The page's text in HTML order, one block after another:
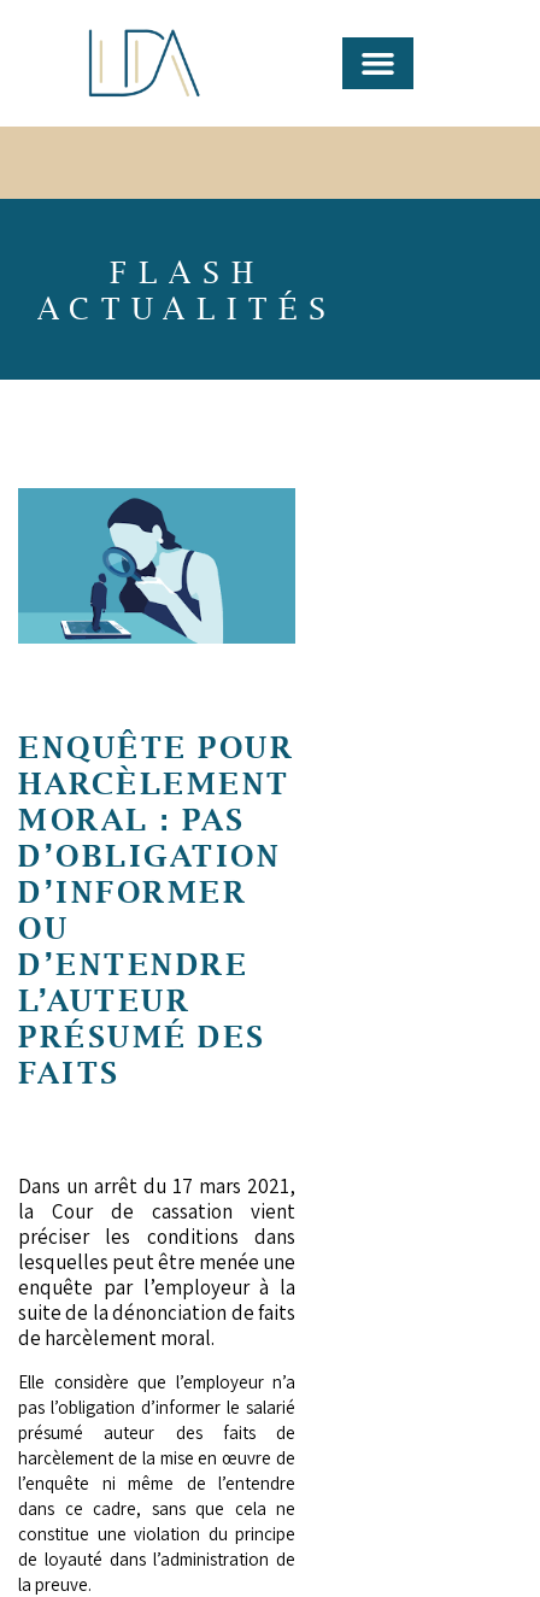
FLASH
ACTUALITÉS
ENQUÊTE POUR
HARCÈLEMENT
MORAL : PAS
D’OBLIGATION
D’INFORMER
OU
D’ENTENDRE
L’AUTEUR
PRÉSUMÉ DES
FAITS
Dans un arrêt du 17 mars 2021,
la Cour de cassation vient
préciser les conditions dans
lesquelles peut être menée une
enquête par l’employeur à la
suite de la dénonciation de faits
de harcèlement moral.
Elle considère que l’employeur n’a
pas l’obligation d’informer le salarié
présumé auteur des faits de
harcèlement de la mise en œuvre de
l’enquête ni même de l’entendre
dans ce cadre, sans que cela ne
constitue une violation du principe
de loyauté dans l’administration de
la preuve.